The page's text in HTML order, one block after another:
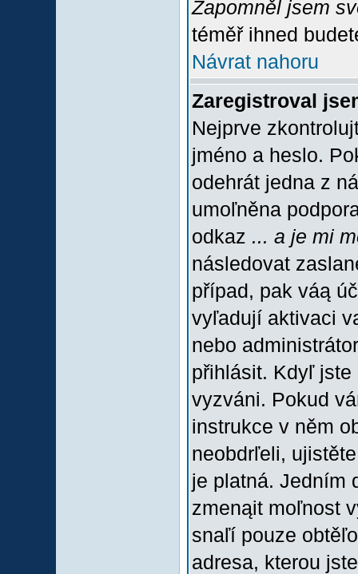
Zapomněl jsem
téměř ihned
Návrat nahoru
Zaregistroval
Nejprve
jméno a heslo.
odehrát jedna z
umoľněna
odkaz ... a je mi
následovat
případ, pak váą
vyľadují aktivaci
nebo
přihlásit. Kdyľ
vyzváni. Pokud
instrukce v něm
neobdrľeli,
je platná. Jedním
zmenąit moľnost
snaľí pouze
adresa, kterou